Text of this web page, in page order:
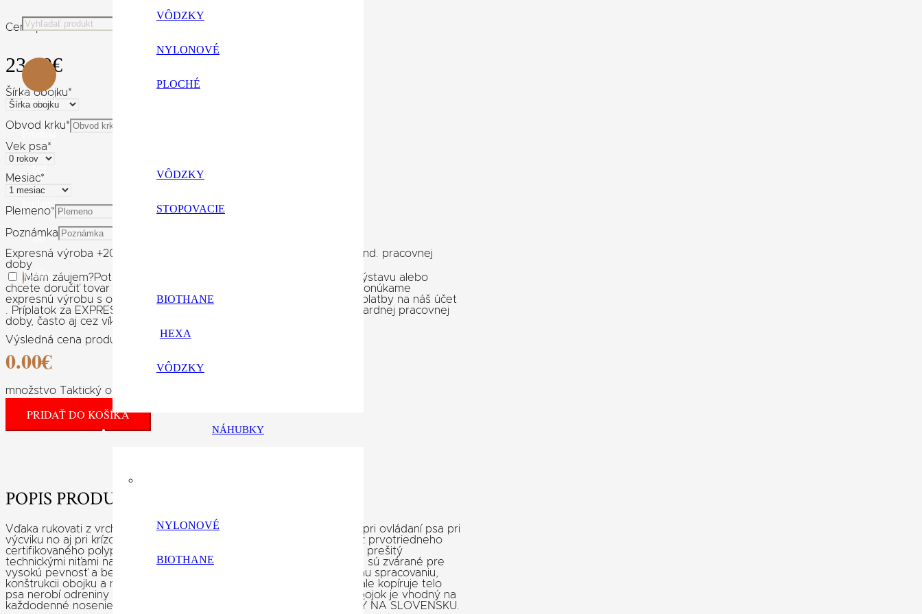
Produkt
pridaný
do
košíka.
VÔDZKY
NYLONOVÉ
PLOCHÉ
VÔDZKY
STOPOVACIE
BIOTHANE
HEXA
VÔDZKY
NÁHUBKY
NYLONOVÉ
BIOTHANE
Cena produktu:
23.90€
Šírka obojku*
Obvod krku*
Vek psa*
Mesiac*
Plemeno*
Poznámka
Expresná výroba +20% ceny výrobku
Expresné spracovanie mimo štand. pracovnej
doby
Mám záujem?Potrebujete rýchli darček k narodeninám, idete na výstavu alebo
chcete doručiť tovar skôr? Pokiaľ na výrobok nechcete dlhšie čakať, ponúkame
expresnú výrobu s odoslaním do 3 pracovných dní od pripísaní vašej platby na náš účet
. Príplatok za EXPRESNÚ VÝROBU je účtovaný za výrobu mimo štandardnej pracovnej
doby, často aj cez víkendy.
Výsledná cena produktu:
0.00€
množstvo Taktický obojok s rúčkou čierny
PRIDAŤ DO KOŠÍKA
POPIS PRODUKTU
Vďaka rukovati z vrchnej strany obojku budeš mať dokonalú kontrolu pri ovládaní psa pri
výcviku no aj pri krízovej situácií. Taktický obojok MiHOR je vyrobený z prvotriedneho
certifikovaného polypropylénového nylonu, ktorý je niekoľko násobné prešitý
technickými niťami na profesionálnych strojoch. Polokrúžky s prackami sú zvárané pre
vysokú pevnosť a bezpečnosť sú testované na nikel. Vďaka kvalitnému spracovaniu,
konštrukcii obojku a nadštandardne kvalitnému nylonu, obojok dokonale kopíruje telo
psa nerobí odreniny na koži. Je vhodný aj pre silné plemená psov. Obojok je vhodný na
každodenné nosenie na športové využitie, výcvik, obrany. VYROBENÝ NA SLOVENSKU.